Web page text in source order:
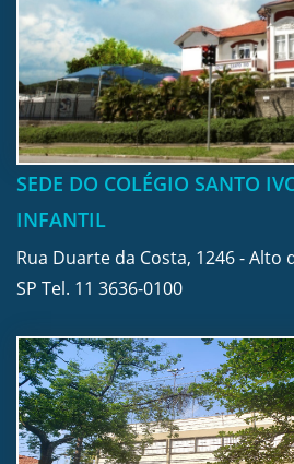
SEDE DO COLÉGIO SANTO
INFANTIL
Rua Duarte da Costa, 1246 - Alto
SP Tel. 11 3636-0100